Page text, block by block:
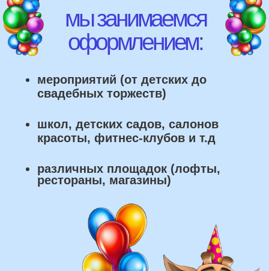
составление различных фонтанов
оформление фотозон
что мы умеем делать из
воздушных шаров: